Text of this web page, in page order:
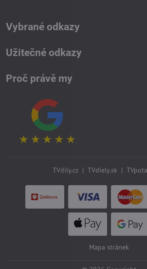
Vybrané odkazy
Užitečné odkazy
Proč právě my
TVdíly.cz | TVdiely.sk |
Mapa stránek